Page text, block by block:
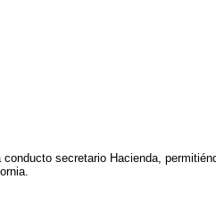
secretario Hacienda,